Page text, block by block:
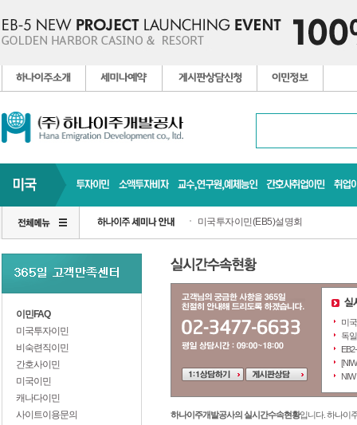
미국투자이민(EB5)설명회
이민FAQ
미국투자이민
비숙련직이민
간호사이민
미국이민
캐나다이민
사이트이용문의
미
독
하나이주개발공사의 실시간수속현황입니다. 하나이